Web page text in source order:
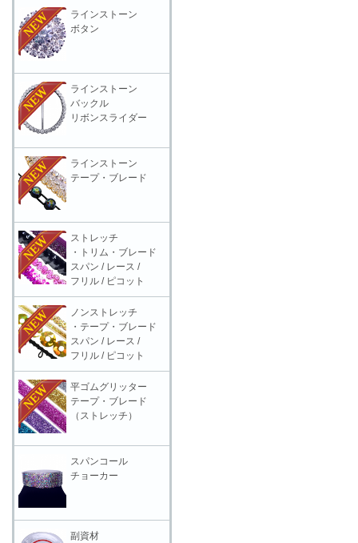
ラインストーン
ボタン
ラインストーン
バックル
リボンスライダー
ラインストーン
テープ・ブレード
ストレッチ
・トリム・ブレード
スパン / レース /
フリル / ピコット
ノンストレッチ
・テープ・ブレード
スパン / レース /
フリル / ピコット
平ゴムグリッター
テープ・ブレード
（ストレッチ）
スパンコール
チョーカー
副資材